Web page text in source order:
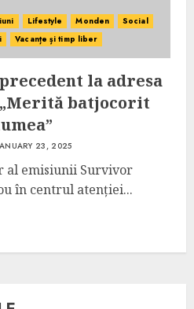
Lifestyle Monden
Social
Vacanțe și timp liber
la adresa
batjocorit
23, 2025
al emisiunii Survivor
în centrul atenției...